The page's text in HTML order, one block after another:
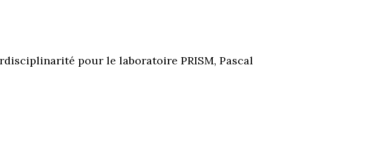
pour le laboratoire PRISM, Pascal